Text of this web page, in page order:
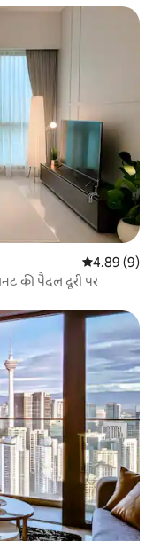
औसत रेटिंग 5 में
4.89 (9)
की पैदल दूरी पर